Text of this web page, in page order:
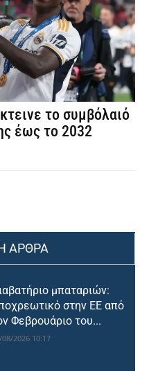
το συμβόλαιό
έως το 2032
ΑΡΘΡΑ
μπαταριών:
στην ΕΕ από
Φεβρουάριο του...
2026 10:17